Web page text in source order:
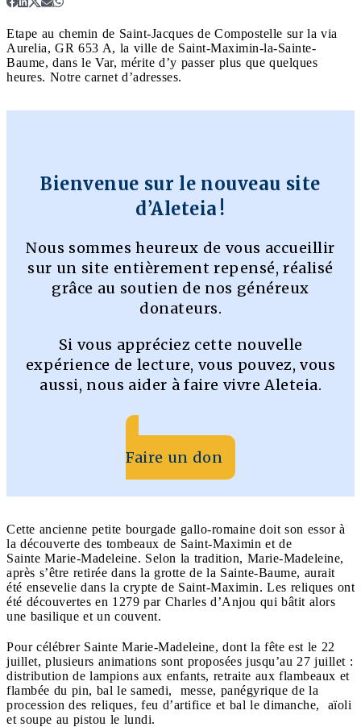
Etape au chemin de Saint-Jacques de Compostelle sur la via
Aurelia, GR 653 A, la ville de Saint-Maximin-la-Sainte-
Baume, dans le Var, mérite d’y passer plus que quelques
heures. Notre carnet d’adresses.
Bienvenue sur le nouveau site
d’Aleteia !
Nous sommes heureux de vous accueillir
sur un site entièrement repensé, réalisé
grâce au soutien de nos généreux
donateurs.
Si vous appréciez cette nouvelle
expérience de lecture, vous pouvez, vous
aussi, nous aider à faire vivre Aleteia.
Faire un don
Cette ancienne petite bourgade gallo-romaine doit son essor à
la découverte des tombeaux de Saint-Maximin et de
Sainte Marie-Madeleine. Selon la tradition, Marie-Madeleine,
après s’être retirée dans la grotte de la Sainte-Baume, aurait
été ensevelie dans la crypte de Saint-Maximin. Les reliques ont
été découvertes en 1279 par Charles d’Anjou qui bâtit alors
une basilique et un couvent.
Pour célébrer Sainte Marie-Madeleine, dont la fête est le 22
juillet, plusieurs animations sont proposées jusqu’au 27 juillet :
distribution de lampions aux enfants, retraite aux flambeaux et
flambée du pin, bal le samedi, messe, panégyrique de la
procession des reliques, feu d’artifice et bal le dimanche, aïoli
et soupe au pistou le lundi.